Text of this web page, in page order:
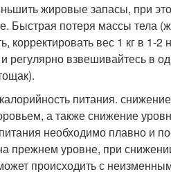
жировые запасы, при
Быстрая потеря массы тела
вес 1 кг в 1-2
регулярно взвешивайтесь в
питания.
а также снижение
необходимо плавно и
прежнем уровне, при
происходить с